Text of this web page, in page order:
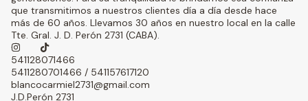
que transmitimos a nuestros clientes día a día desde hace
más de 60 años. Llevamos 30 años en nuestro local en la calle
Tte. Gral. J. D. Perón 2731 (CABA).
541128071466
5411280701466 / 541157617120
blancocarmiel2731@gmail.com
J.D.Perón 2731